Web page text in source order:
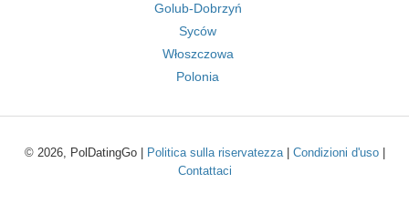
Golub-Dobrzyń
Syców
Włoszczowa
Polonia
© 2026, PolDatingGo | Politica sulla riservatezza| Condizioni d'uso|
Contattaci